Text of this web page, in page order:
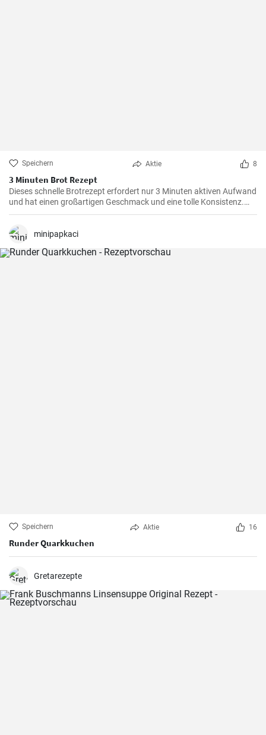
Speichern Aktie 8
3 Minuten Brot Rezept
Dieses schnelle Brotrezept erfordert nur 3 Minuten aktiven Aufwand
und hat einen großartigen Geschmack und eine tolle Konsistenz.
Dieses Brot eignet sich perfekt für den täglichen Verzehr und ist
minipapkaci
Speichern Aktie 16
Runder Quarkkuchen
Gretarezepte